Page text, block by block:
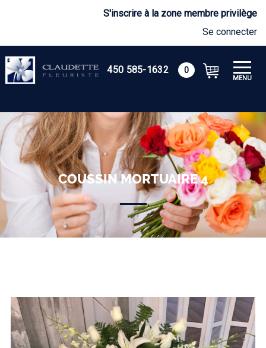
S'inscrire à la zone membre privilège
Se connecter
450 585-1632 0
COUSSIN MORTUAIRE 4
MENU